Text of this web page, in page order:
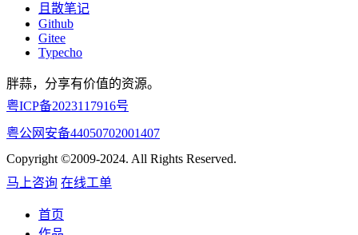
且散笔记
Github
Gitee
Typecho
胖蒜，分享有价值的资源。
粤ICP备2023117916号
粤公网安备44050702001407
Copyright ©2009-2024. All Rights Reserved.
马上咨询 在线工单
首页